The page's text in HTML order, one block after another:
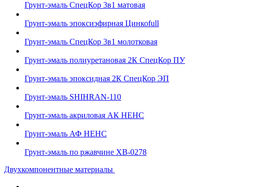
Грунт-эмаль СпецКор 3в1 матовая
Грунт-эмаль эпоксиэфирная Цинкоfull
Грунт-эмаль СпецКор 3в1 молотковая
Грунт-эмаль полиуретановая 2К СпецКор ПУ
Грунт-эмаль эпоксидная 2К СпецКор ЭП
Грунт-эмаль SHIHRAN-110
Грунт-эмаль акриловая АК НЕНС
Грунт-эмаль АФ НЕНС
Грунт-эмаль по ржавчине ХВ-0278
Двухкомпонентные материалы